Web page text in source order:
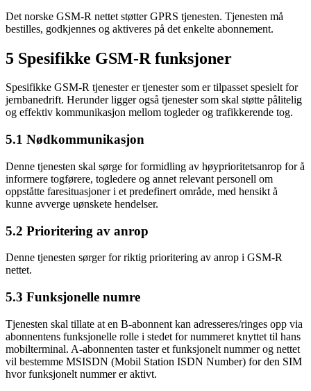
Det norske GSM-R nettet støtter GPRS tjenesten. Tjenesten må
bestilles, godkjennes og aktiveres på det enkelte abonnement.
5 Spesifikke GSM-R funksjoner
Spesifikke GSM-R tjenester er tjenester som er tilpasset spesielt for
jernbanedrift. Herunder ligger også tjenester som skal støtte pålitelig
og effektiv kommunikasjon mellom togleder og trafikkerende tog.
5.1 Nødkommunikasjon
Denne tjenesten skal sørge for formidling av høyprioritetsanrop for å
informere togførere, togledere og annet relevant personell om
oppståtte faresituasjoner i et predefinert område, med hensikt å
kunne avverge uønskete hendelser.
5.2 Prioritering av anrop
Denne tjenesten sørger for riktig prioritering av anrop i GSM-R
nettet.
5.3 Funksjonelle numre
Tjenesten skal tillate at en B-abonnent kan adresseres/ringes opp via
abonnentens funksjonelle rolle i stedet for nummeret knyttet til hans
mobilterminal. A-abonnenten taster et funksjonelt nummer og nettet
vil bestemme MSISDN (Mobil Station ISDN Number) for den SIM
hvor funksjonelt nummer er aktivt.